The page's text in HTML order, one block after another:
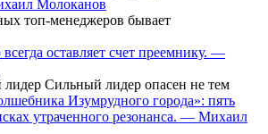
Молоканов
топ-менеджеров бывает
оставляет счет преемнику. —
Сильный лидер опасен не тем
Изумрудного города»: пять
утраченного резонанса. — Михаил